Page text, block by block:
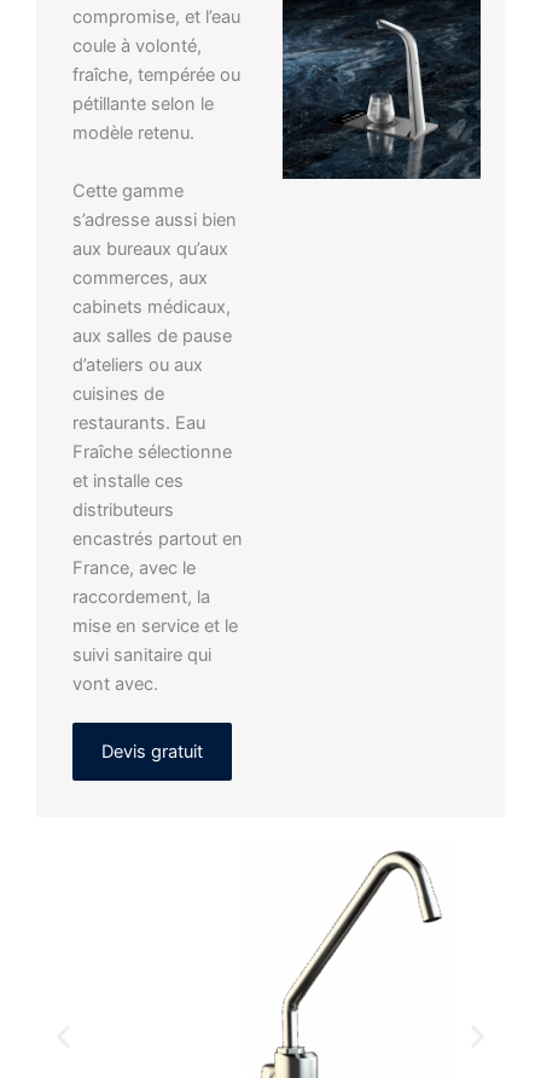
compromise, et l’eau
coule à volonté,
fraîche, tempérée ou
pétillante selon le
modèle retenu.
Cette gamme
s’adresse aussi bien
aux bureaux qu’aux
commerces, aux
cabinets médicaux,
aux salles de pause
d’ateliers ou aux
cuisines de
restaurants. Eau
Fraîche sélectionne
et installe ces
distributeurs
encastrés partout en
France, avec le
raccordement, la
mise en service et le
suivi sanitaire qui
vont avec.
Devis gratuit